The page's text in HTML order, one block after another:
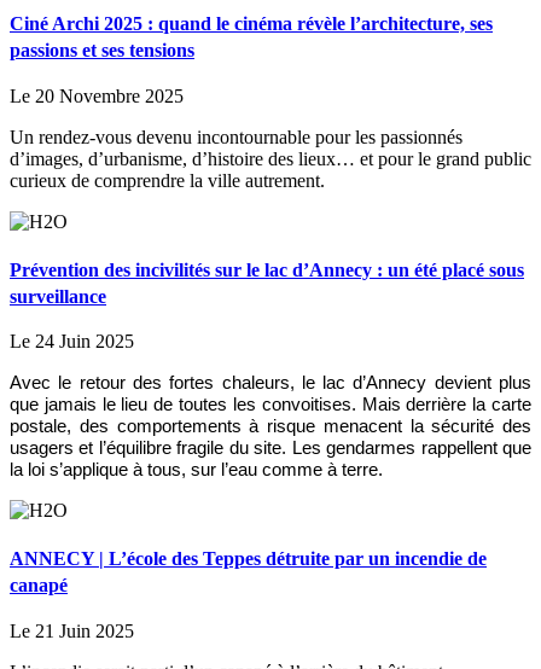
Ciné Archi 2025 : quand le cinéma révèle l’architecture, ses
passions et ses tensions
Le 20 Novembre 2025
Un rendez-vous devenu incontournable pour les passionnés
d’images, d’urbanisme, d’histoire des lieux… et pour le grand public
curieux de comprendre la ville autrement.
Prévention des incivilités sur le lac d’Annecy : un été placé sous
surveillance
Le 24 Juin 2025
Avec le retour des fortes chaleurs, le lac d’Annecy devient plus
que jamais le lieu de toutes les convoitises. Mais derrière la carte
postale, des comportements à risque menacent la sécurité des
usagers et l’équilibre fragile du site. Les gendarmes rappellent que
la loi s’applique à tous, sur l’eau comme à terre.
ANNECY | L’école des Teppes détruite par un incendie de
canapé
Le 21 Juin 2025